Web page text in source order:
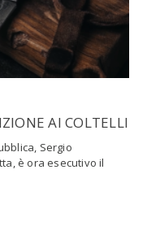
AI COLTELLI
Sergio
è ora esecutivo il